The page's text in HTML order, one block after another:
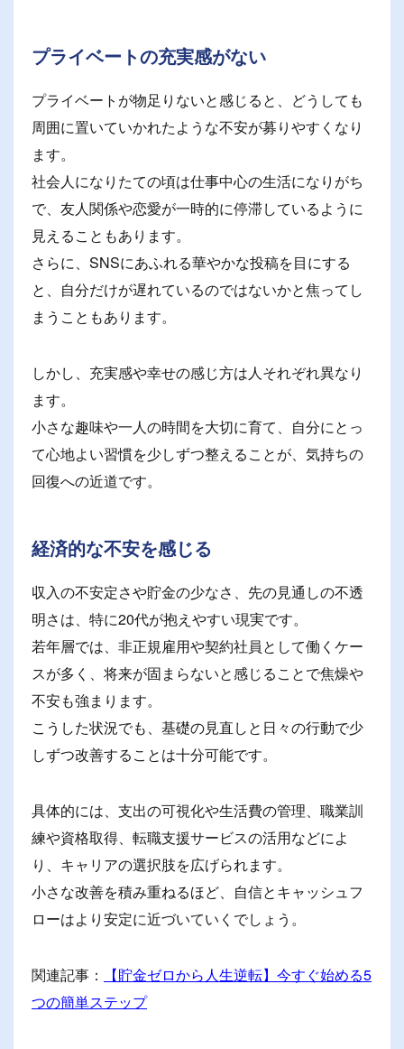
プライベートの充実感がない
プライベートが物足りないと感じると、どうしても
周囲に置いていかれたような不安が募りやすくなり
ます。
社会人になりたての頃は仕事中心の生活になりがち
で、友人関係や恋愛が一時的に停滞しているように
見えることもあります。
さらに、SNSにあふれる華やかな投稿を目にする
と、自分だけが遅れているのではないかと焦ってし
まうこともあります。
しかし、充実感や幸せの感じ方は人それぞれ異なり
ます。
小さな趣味や一人の時間を大切に育て、自分にとっ
て心地よい習慣を少しずつ整えることが、気持ちの
回復への近道です。
経済的な不安を感じる
収入の不安定さや貯金の少なさ、先の見通しの不透
明さは、特に20代が抱えやすい現実です。
若年層では、非正規雇用や契約社員として働くケー
スが多く、将来が固まらないと感じることで焦燥や
不安も強まります。
こうした状況でも、基礎の見直しと日々の行動で少
しずつ改善することは十分可能です。
具体的には、支出の可視化や生活費の管理、職業訓
練や資格取得、転職支援サービスの活用などによ
り、キャリアの選択肢を広げられます。
小さな改善を積み重ねるほど、自信とキャッシュフ
ローはより安定に近づいていくでしょう。
関連記事：
【貯金ゼロから人生逆転】今すぐ始める5
つの簡単ステップ